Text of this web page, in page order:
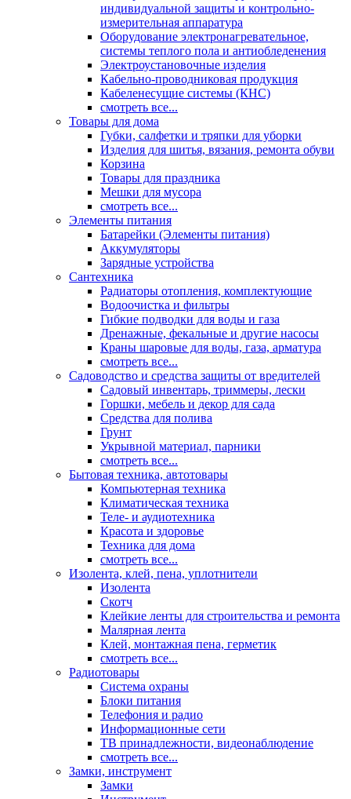
индивидуальной защиты и контрольно-
измерительная аппаратура
Оборудование электронагревательное,
системы теплого пола и антиобледенения
Электроустановочные изделия
Кабельно-проводниковая продукция
Кабеленесущие системы (КНС)
смотреть все...
Товары для дома
Губки, салфетки и тряпки для уборки
Изделия для шитья, вязания, ремонта обуви
Корзина
Товары для праздника
Мешки для мусора
смотреть все...
Элементы питания
Батарейки (Элементы питания)
Аккумуляторы
Зарядные устройства
Сантехника
Радиаторы отопления, комплектующие
Водоочистка и фильтры
Гибкие подводки для воды и газа
Дренажные, фекальные и другие насосы
Краны шаровые для воды, газа, арматура
смотреть все...
Садоводство и средства защиты от вредителей
Садовый инвентарь, триммеры, лески
Горшки, мебель и декор для сада
Средства для полива
Грунт
Укрывной материал, парники
смотреть все...
Бытовая техника, автотовары
Компьютерная техника
Климатическая техника
Теле- и аудиотехника
Красота и здоровье
Техника для дома
смотреть все...
Изолента, клей, пена, уплотнители
Изолента
Скотч
Клейкие ленты для строительства и ремонта
Малярная лента
Клей, монтажная пена, герметик
смотреть все...
Радиотовары
Система охраны
Блоки питания
Телефония и радио
Информационные сети
ТВ принадлежности, видеонаблюдение
смотреть все...
Замки, инструмент
Замки